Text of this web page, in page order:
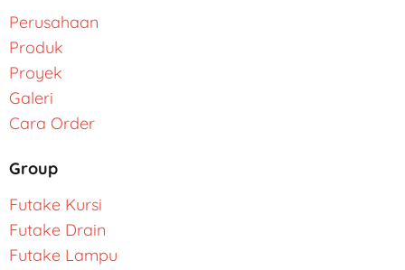
Perusahaan
Produk
Proyek
Galeri
Cara Order
Group
Futake Kursi
Futake Drain
Futake Lampu